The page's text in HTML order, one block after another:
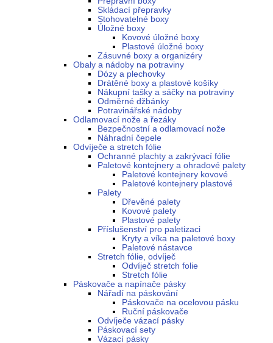
Skládací přepravky
Stohovatelné boxy
Úložné boxy
Kovové úložné boxy
Plastové úložné boxy
Zásuvné boxy a organizéry
Obaly a nádoby na potraviny
Dózy a plechovky
Drátěné boxy a plastové košíky
Nákupní tašky a sáčky na potraviny
Odměrné džbánky
Potravinářské nádoby
Odlamovací nože a řezáky
Bezpečnostní a odlamovací nože
Náhradní čepele
Odvíječe a stretch fólie
Ochranné plachty a zakrývací fólie
Paletové kontejnery a ohradové palety
Paletové kontejnery kovové
Paletové kontejnery plastové
Palety
Dřevěné palety
Kovové palety
Plastové palety
Příslušenství pro paletizaci
Kryty a víka na paletové boxy
Paletové nástavce
Stretch fólie, odvíječ
Odvíječ stretch folie
Stretch fólie
Páskovače a napínače pásky
Nářadí na páskování
Páskovače na ocelovou pásku
Ruční páskovače
Odvíječe vázací pásky
Páskovací sety
Vázací pásky